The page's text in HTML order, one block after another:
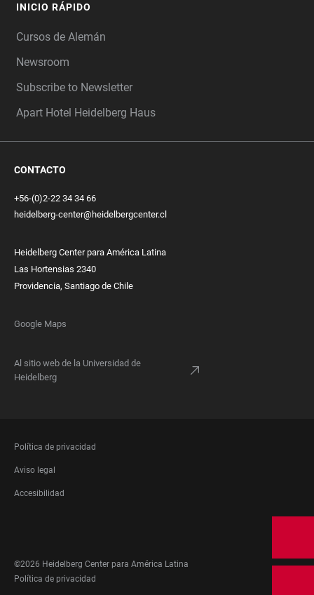
INICIO RÁPIDO
Cursos de Alemán
Newsroom
Subscribe to Newsletter
Apart Hotel Heidelberg Haus
CONTACTO
+56-(0)2-22 34 34 66
heidelberg-center@heidelbergcenter.cl
Heidelberg Center para América Latina
Las Hortensias 2340
Providencia, Santiago de Chile
Google Maps
Al sitio web de la Universidad de
Heidelberg
FOOTER
LEGAL
Política de privacidad
Aviso legal
Accesibilidad
MEDIA
©2026 Heidelberg Center para América Latina
FOOTER
Política de privacidad